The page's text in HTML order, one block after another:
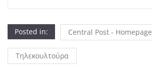
Posted in: Central Post - Homepage
Τηλεκουλτούρα